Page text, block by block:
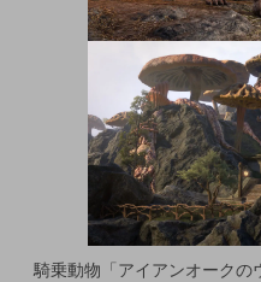
騎乗動物「アイアンオークの